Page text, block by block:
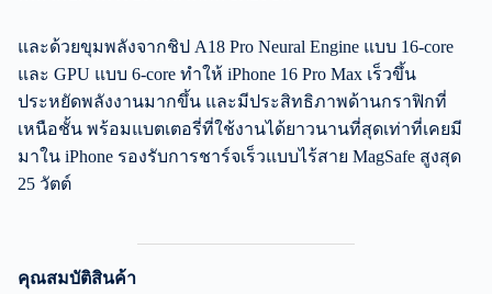
และด้วยขุมพลังจากชิป A18 Pro Neural Engine แบบ 16-core
และ GPU แบบ 6-core ทำให้ iPhone 16 Pro Max เร็วขึ้น
ประหยัดพลังงานมากขึ้น และมีประสิทธิภาพด้านกราฟิกที่
เหนือชั้น พร้อมแบตเตอรี่ที่ใช้งานได้ยาวนานที่สุดเท่าที่เคยมี
มาใน iPhone รองรับการชาร์จเร็วแบบไร้สาย MagSafe สูงสุด
25 วัตต์
คุณสมบัติสินค้า